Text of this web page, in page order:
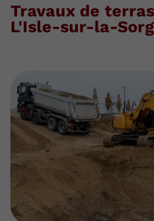
Travaux de
L'Isle-sur-la-